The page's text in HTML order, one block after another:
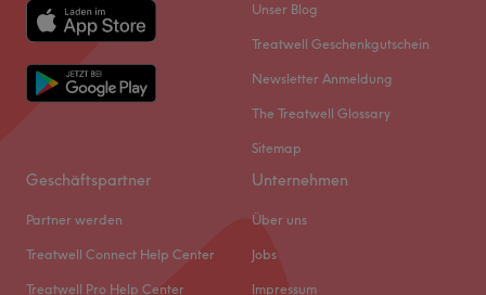
Unser Blog
Treatwell Geschenkgutschein
Newsletter Anmeldung
The Treatwell Glossary
Sitemap
Geschäftspartner
Partner werden
Treatwell Connect Help Center
Treatwell Pro Help Center
Unternehmen
Über uns
Jobs
Impressum